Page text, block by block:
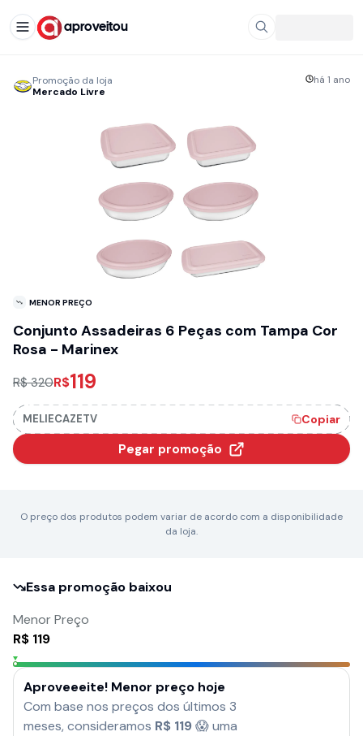
aproveitou
Promoção da loja
Mercado Livre
há 1 ano
MENOR PREÇO
Conjunto Assadeiras 6 Peças com Tampa Cor
Rosa - Marinex
R$ 320R$119
MELIECAZETV Copiar
Pegar promoção
O preço dos produtos podem variar de acordo com a disponibilidade
da loja.
Essa promoção baixou
Menor Preço
R$ 119
Aproveeeite! Menor preço hoje
Com base nos preços dos últimos 3
meses, consideramos R$ 119😱 uma